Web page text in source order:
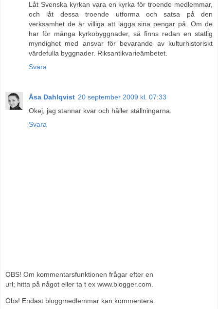
Låt Svenska kyrkan vara en kyrka för troende medlemmar,
och låt dessa troende utforma och satsa på den
verksamhet de är villiga att lägga sina pengar på. Om de
har för många kyrkobyggnader, så finns redan en statlig
myndighet med ansvar för bevarande av kulturhistoriskt
värdefulla byggnader. Riksantikvarieämbetet.
Svara
Åsa Dahlqvist 20 september 2009 kl. 07:33
Okej, jag stannar kvar och håller ställningarna.
Svara
OBS! Om kommentarsfunktionen frågar efter en
url; hitta på något eller ta t ex www.blogger.com.
Obs! Endast bloggmedlemmar kan kommentera.